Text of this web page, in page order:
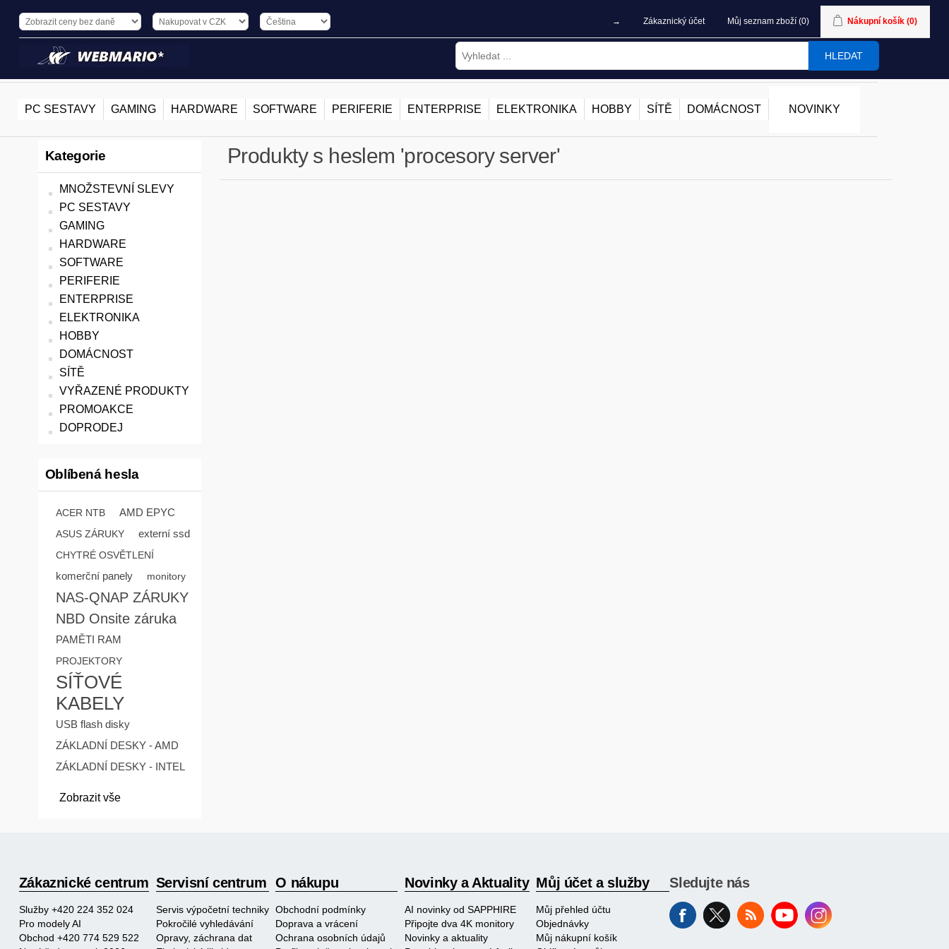
→ Zákaznický účet Můj seznam zboží (0) Nákupní košík (0)
HLEDAT
PC SESTAVY GAMING HARDWARE SOFTWARE PERIFERIE ENTERPRISE ELEKTRONIKA HOBBY SÍTĚ DOMÁCNOST NOVINKY
Kategorie
MNOŽSTEVNÍ SLEVY
PC SESTAVY
GAMING
HARDWARE
SOFTWARE
PERIFERIE
ENTERPRISE
ELEKTRONIKA
HOBBY
DOMÁCNOST
SÍTĚ
VYŘAZENÉ PRODUKTY
PROMOAKCE
DOPRODEJ
Oblíbená hesla
ACER NTB AMD EPYC
ASUS ZÁRUKY externí ssd
CHYTRÉ OSVĚTLENÍ
komerční panely monitory
NAS-QNAP ZÁRUKY
NBD Onsite záruka
PAMĚTI RAM
PROJEKTORY
SÍŤOVÉ
KABELY
USB flash disky
ZÁKLADNÍ DESKY - AMD
ZÁKLADNÍ DESKY - INTEL
Zobrazit vše
Produkty s heslem 'procesory server'
Zákaznické centrum
Služby +420 224 352 024
Pro modely AI
Obchod +420 774 529 522
Servisní centrum
Servis výpočetní techniky
Pokročilé vyhledávání
Opravy, záchrana dat
O nákupu
Obchodní podmínky
Doprava a vrácení
Ochrana osobních údajů
Novinky a Aktuality
AI novinky od SAPPHIRE
Připojte dva 4K monitory
Novinky a aktuality
Můj účet a služby
Můj přehled účtu
Objednávky
Můj nákupní košík
Sledujte nás